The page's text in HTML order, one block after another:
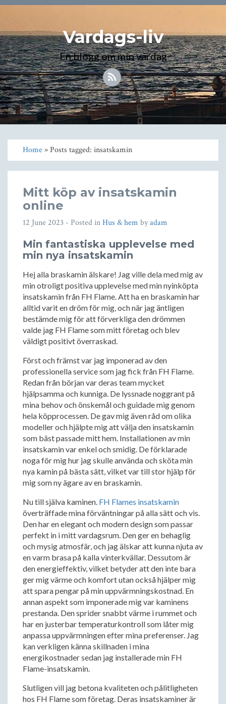
Vardags-liv
En blogg om min vardag
Toggle
navigation
Home» Posts tagged: insatskamin
Mitt köp av insatskamin
online
12 June 2023 - Posted inHus & hem byadam
Min fantastiska upplevelse med
min nya insatskamin
Hej alla braskamin älskare! Jag ville dela med mig av
min otroligt positiva upplevelse med min nyinköpta
insatskamin från FH Flame. Att ha en braskamin har
alltid varit en dröm för mig, och när jag äntligen
bestämde mig för att förverkliga den drömmen
valde jag FH Flame som mitt företag och blev
väldigt positivt överraskad.
Först och främst var jag imponerad av den
professionella service som jag fick från FH Flame.
Redan från början var deras team mycket
hjälpsamma och kunniga. De lyssnade noggrant på
mina behov och önskemål och guidade mig genom
hela köpprocessen. De gav mig även råd om olika
modeller och hjälpte mig att välja den insatskamin
som bäst passade mitt hem. Installationen av min
insatskamin var enkel och smidig. De förklarade
noga för mig hur jag skulle använda och sköta min
nya kamin på bästa sätt, vilket var till stor hjälp för
mig som ny ägare av en braskamin.
Nu till själva kaminen. FH Flames insatskamin
överträffade mina förväntningar på alla sätt och vis.
Den har en elegant och modern design som passar
perfekt in i mitt vardagsrum. Den ger en behaglig
och mysig atmosfär, och jag älskar att kunna njuta av
en varm brasa på kalla vinterkvällar. Dessutom är
den energieffektiv, vilket betyder att den inte bara
ger mig värme och komfort utan också hjälper mig
att spara pengar på min uppvärmningskostnad. En
annan aspekt som imponerade mig var kaminens
prestanda. Den sprider snabbt värme i rummet och
har en justerbar temperaturkontroll som låter mig
anpassa uppvärmningen efter mina preferenser. Jag
kan verkligen känna skillnaden i mina
energikostnader sedan jag installerade min FH
Flame-insatskamin.
Slutligen vill jag betona kvaliteten och pålitligheten
hos FH Flame som företag. Deras insatskaminer är